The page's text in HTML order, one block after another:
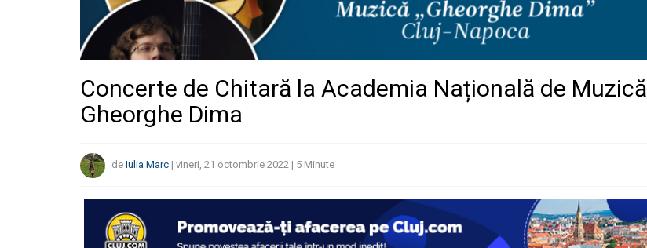
Concerte de Chitară la Academia Națională de Muzică
Gheorghe Dima
de Iulia Marc | vineri, 21 octombrie 2022 | 5 Minute